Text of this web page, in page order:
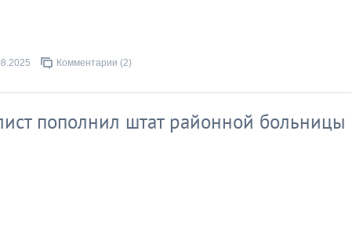
Комментарии (2)
пополнил штат районной больницы